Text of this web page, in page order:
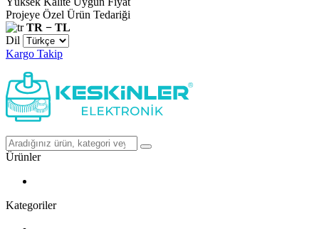
Projeye Özel Ürün Tedariği
TR − TL
Dil
Kargo Takip
Ürünler
Kategoriler